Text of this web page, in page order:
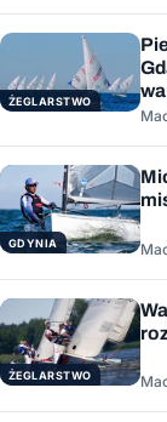
ŻEGLARSTWO
GDYNIA
ŻEGLARSTWO